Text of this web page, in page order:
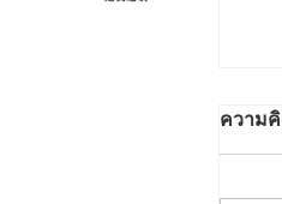
ความ